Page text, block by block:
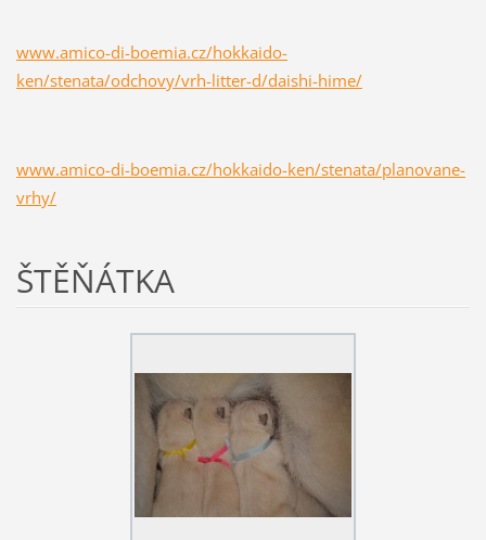
www.amico-di-boemia.cz/hokkaido-
ken/stenata/odchovy/vrh-litter-d/daishi-hime/
www.amico-di-boemia.cz/hokkaido-ken/stenata/planovane-
vrhy/
ŠTĚŇÁTKA